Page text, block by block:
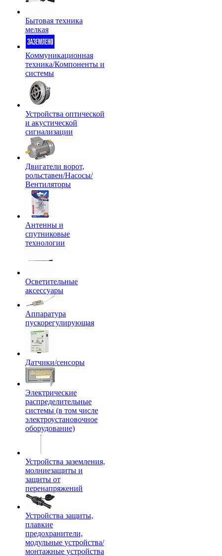
Бытовая техника
мелкая
Коммуникационная
техника/Компоненты и
системы
Устройства оптической
и акустической
сигнализации
Двигатели ворот,
рольставен/Насосы/
Вентиляторы
Антенны и
спутниковые
технологии
Осветительные
аксессуары
Аппаратура
пускорегулирующая
Датчики/сенсоры
Электрические
распределительные
системы (в том числе
электроустановочное
оборудование)
Устройства заземления,
молниезащиты и
защиты от
перенапряжений
Устройства защиты,
плавкие
предохранители,
модульные устройства/
монтажные устройства